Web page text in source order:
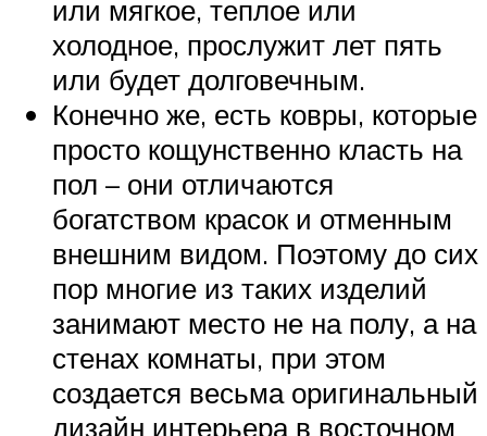
или мягкое, теплое или
холодное, прослужит лет пять
или будет долговечным.
Конечно же, есть ковры, которые
просто кощунственно класть на
пол – они отличаются
богатством красок и отменным
внешним видом. Поэтому до сих
пор многие из таких изделий
занимают место не на полу, а на
стенах комнаты, при этом
создается весьма оригинальный
дизайн интерьера в восточном